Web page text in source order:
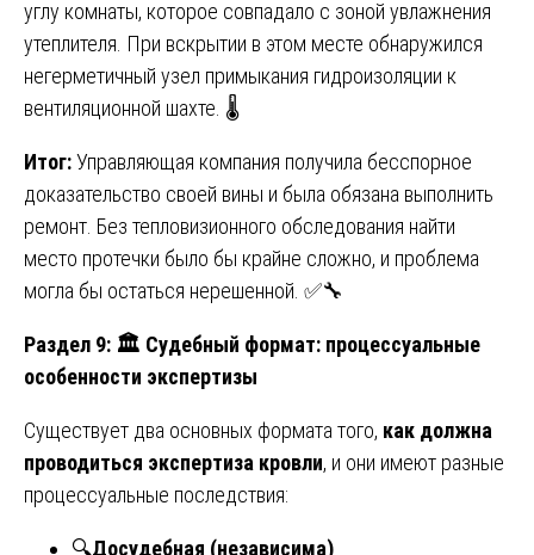
углу комнаты, которое совпадало с зоной увлажнения
утеплителя. При вскрытии в этом месте обнаружился
негерметичный узел примыкания гидроизоляции к
вентиляционной шахте. 🌡️
Итог:Управляющая компания получила бесспорное
доказательство своей вины и была обязана выполнить
ремонт. Без тепловизионного обследования найти
место протечки было бы крайне сложно, и проблема
могла бы остаться нерешенной. ✅🔧
Раздел 9: 🏛 ️ Судебный формат: процессуальные
особенности экспертизы
Существует два основных формата того, как должна
проводиться экспертиза кровли, и они имеют разные
процессуальные последствия:
🔍Досудебная (независима)